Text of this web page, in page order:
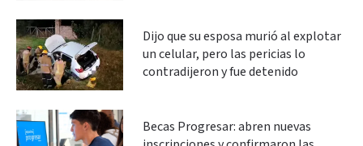
Dijo que su esposa murió al explotar
un celular, pero las pericias lo
contradijeron y fue detenido
Becas Progresar: abren nuevas